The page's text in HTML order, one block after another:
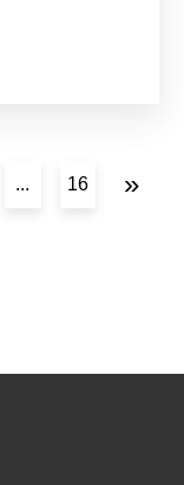
... 16 »